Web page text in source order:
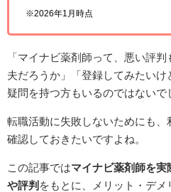
※2026年1月時点
「マイナビ薬剤師って、悪い評
夫だろうか」「登録してみたい
疑問を持つ方もいるのではないで
転職活動に失敗しないためにも
確認しておきたいですよね。
この記事ではマイナビ薬剤師を実
や評判 をもとに、メリット・デ